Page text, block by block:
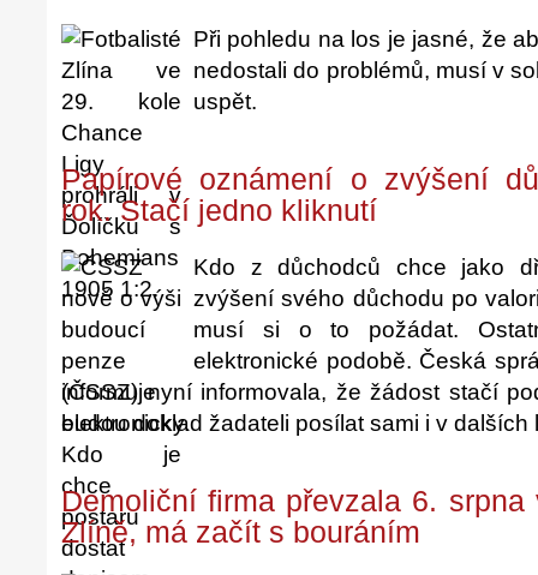
Při pohledu na los je jasné, že
nedostali do problémů, musí v
uspět.
Papírové oznámení o zvýšení
rok. Stačí jedno kliknutí
Kdo z důchodců chce jako
zvýšení svého důchodu po
musí si o to požádat.
elektronické podobě. Česká
(ČSSZ) nyní informovala, že žádost stačí
budou doklad žadateli posílat sami i v dalších
Demoliční firma převzala 6. srpna
Zlíně, má začít s bouráním